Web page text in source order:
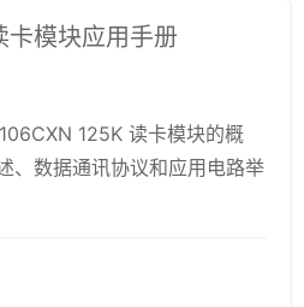
卡模块应用手册
125K 读卡模块的概
、数据通讯协议和应用电路举